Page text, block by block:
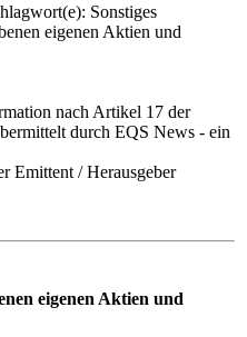
Sonstiges
eigenen Aktien und
nach Artikel 17 der
durch EQS News - ein
Emittent / Herausgeber
eigenen Aktien und